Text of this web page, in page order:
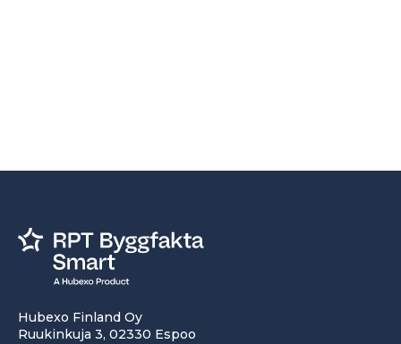
Hubexo Finland Oy
Ruukinkuja 3, 02330 Espoo